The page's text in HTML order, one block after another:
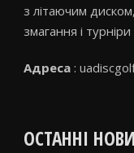
з літаючим
змагання і турніри
Адреса :
ОСТАННІ